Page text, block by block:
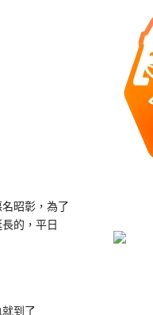
昭彰，為了
的，平日
到了